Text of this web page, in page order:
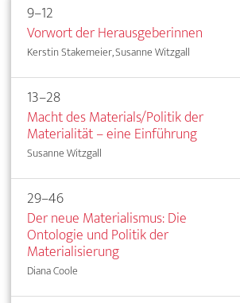
9–12
Vorwort der Herausgeberinnen
Kerstin Stakemeier, Susanne Witzgall
13–28
Macht des Materials/Politik der
Materialität – eine Einführung
Susanne Witzgall
29–46
Der neue Materialismus: Die
Ontologie und Politik der
Materialisierung
Diana Coole